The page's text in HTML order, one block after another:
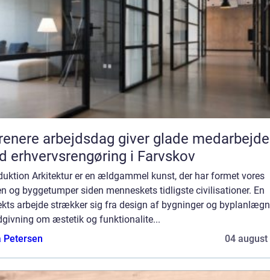
arbejdsdag giver glade
erhvervsrengøring i Farvskov
Arkitektur er en ældgammel kunst, der har formet vores
og byggetumper siden menneskets tidligste civilisationer. En
arbejde strækker sig fra design af bygninger og
om æstetik og funktionalite...
Petersen
04 august